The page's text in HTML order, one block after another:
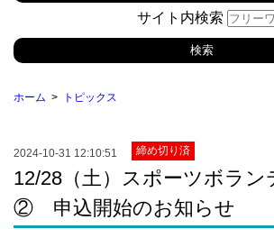
サイト内検索
ホーム トピックス
2024-10-31 12:10:51 締め切り済
12/28（土）スポーツボラン
② 申込開始のお知らせ